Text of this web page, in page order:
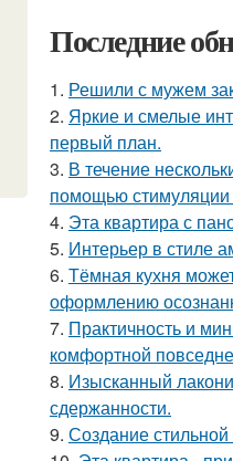
Последние
1. Решили с мужем
2. Яркие и смелые
первый план.
3. В течение
помощью стимуляции
4. Эта квартира с
5. Интерьер в стиле
6. Тёмная кухня
оформлению
7. Практичность и
комфортной
8. Изысканный
сдержанности.
9. Создание